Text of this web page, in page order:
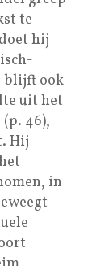
te
hij
blijft ook
uit het
46),
Hij
in